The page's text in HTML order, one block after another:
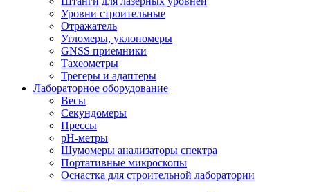
Уровни строительные
Отражатель
Угломеры, уклономеры
GNSS приемники
Тахеометры
Трегеры и адаптеры
Лабораторное оборудование
Весы
Секундомеры
Прессы
pH-метры
Шумомеры анализаторы спектра
Портативные микроскопы
Оснастка для строительной лаборатории